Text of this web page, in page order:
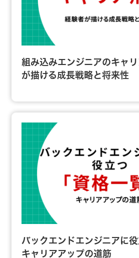
組み込みエンジニアのキャ
が描ける成長戦略と将来性
バックエンドエンジニアに
キャリアアップの道筋